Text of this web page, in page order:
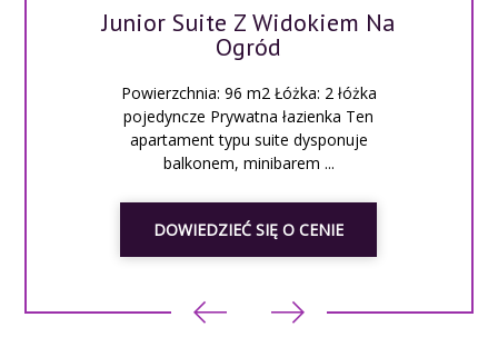
Junior Suite Z Widokiem Na
Ogród
Powierzchnia: 96 m2 Łóżka: 2 łóżka
pojedyncze Prywatna łazienka Ten
apartament typu suite dysponuje
balkonem, minibarem ...
DOWIEDZIEĆ SIĘ O CENIE